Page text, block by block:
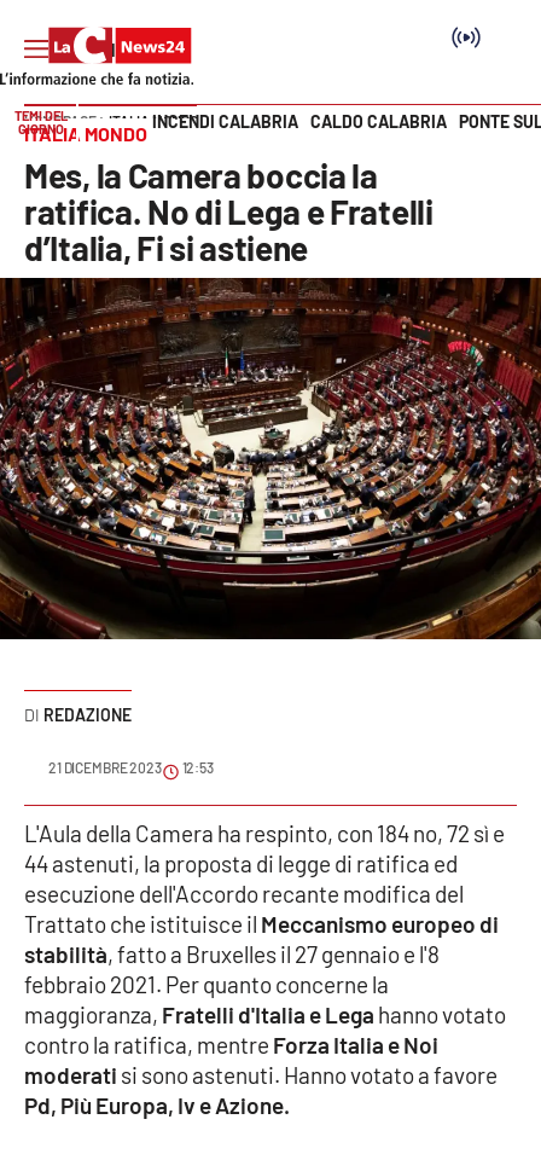
SEZIONI
Cronaca
Politica
Attualità
Economia e lavoro
Italia Mondo
Sanità
Sport
Meteo
Editoriali
VIDEO
Ambiente
Cronaca
Vai
TEMI DEL
GIORNO
INCENDI CALABRIA CALDO CALABRIA PONTE
HOME PAGE ITALIA MONDO
ITALIA MONDO
Mes, la Camera boccia la
ratifica. No di Lega e Fratelli
d’Italia, Fi si astiene
REDAZIONE
21 DICEMBRE 2023 12:53
L'Aula della Camera ha respinto, con 184 no, 72 sì e
44 astenuti, la proposta di legge di ratifica ed
esecuzione dell'Accordo recante modifica del
Trattato che istituisce il Meccanismo europeo di
stabilità, fatto a Bruxelles il 27 gennaio e l'8
febbraio 2021. Per quanto concerne la
maggioranza, Fratelli d'Italia e Lega hanno votato
contro la ratifica, mentre Forza Italia e Noi
moderati si sono astenuti. Hanno votato a favore
Pd, Più Europa, Iv e Azione.